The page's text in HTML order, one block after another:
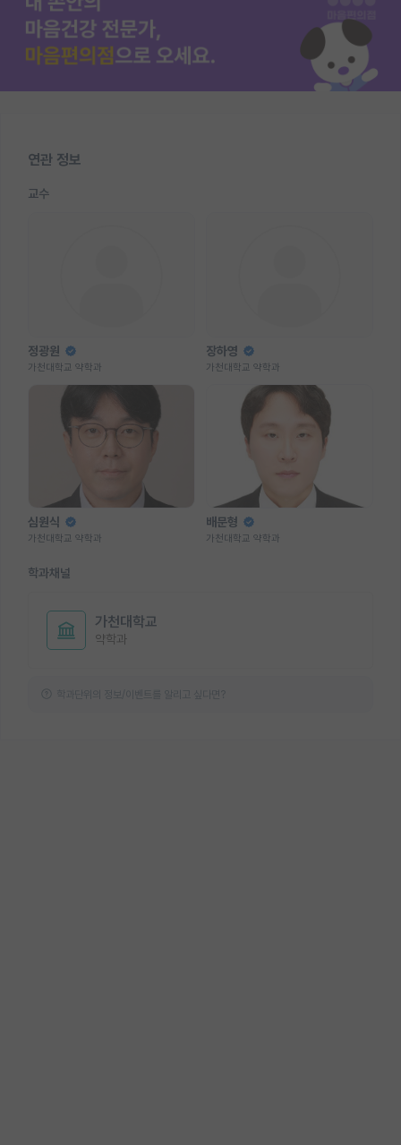
연관 정보
교수
정광원
가천대학교 약학과
장하영
가천대학교 약학과
심원식
가천대학교 약학과
배문형
가천대학교 약학과
학과채널
가천대학교
약학과
학과단위의 정보/이벤트를 알리고 싶다면?